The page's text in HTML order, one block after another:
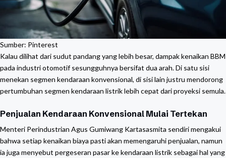
Sumber: Pinterest
Kalau dilihat dari sudut pandang yang lebih besar, dampak kenaikan BBM
pada industri otomotif sesungguhnya bersifat dua arah. Di satu sisi
menekan segmen kendaraan konvensional, di sisi lain justru mendorong
pertumbuhan segmen kendaraan listrik lebih cepat dari proyeksi semula.
Penjualan Kendaraan Konvensional Mulai Tertekan
Menteri Perindustrian Agus Gumiwang Kartasasmita sendiri mengakui
bahwa setiap kenaikan biaya pasti akan memengaruhi penjualan, namun
ia juga menyebut pergeseran pasar ke kendaraan listrik sebagai hal yang